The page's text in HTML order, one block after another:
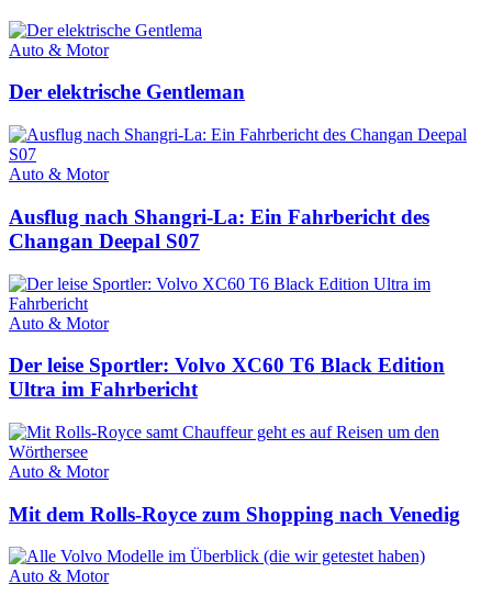
Auto & Motor
Der elektrische Gentleman
Auto & Motor
Ausflug nach Shangri-La: Ein Fahrbericht des
Changan Deepal S07
Auto & Motor
Der leise Sportler: Volvo XC60 T6 Black Edition
Ultra im Fahrbericht
Auto & Motor
Mit dem Rolls-Royce zum Shopping nach Venedig
Auto & Motor